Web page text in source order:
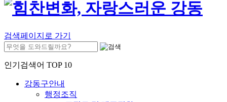
검색페이지로 가기
인기검색어 TOP 10
강동구안내
행정조직